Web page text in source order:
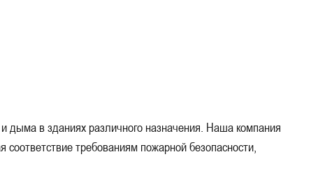
в зданиях различного назначения. Наша компания
требованиям пожарной безопасности,